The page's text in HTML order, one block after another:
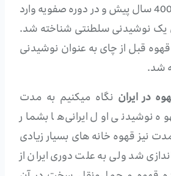
قرن 16 یعنی تقریباً 400 سال پیش و در دوره صفویه وارد
یک نوشیدنی سلطنتی شناخته شد.
قبل از چای به عنوان نوشیدنی
شد.
در ایران نگاه میکنیم به مدت
سال قهوه نوشیدنی اول ایرانی‌ها بشمار
نیز قهوه خانه های بسیار زیادی
شد ولی به علت دوری ایران از